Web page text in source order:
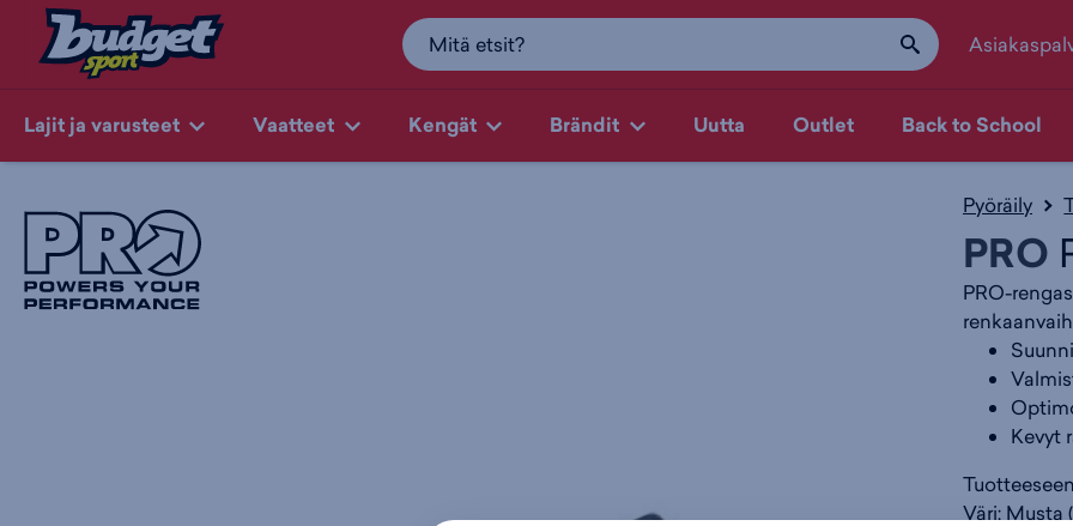
Lajit ja varusteet Vaatteet Kengät Brändit Uutta Outlet Back to School
Pyöräily
PRO
PRO-
Kevyt
Väri: Musta (